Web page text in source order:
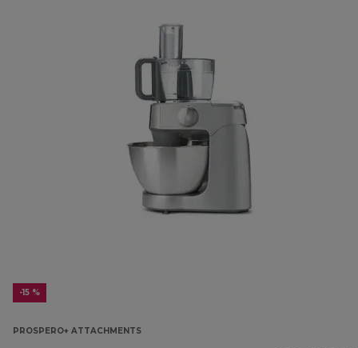
-15 %
PROSPERO+ ATTACHMENTS